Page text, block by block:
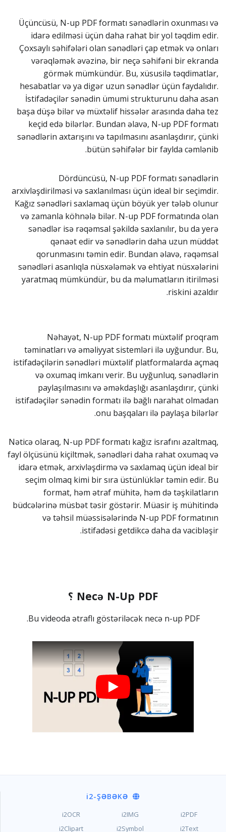
Üçüncüsü, N-up PDF formatı sənədlərin oxunması və
idarə edilməsi üçün daha rahat bir yol təqdim edir.
Çoxsaylı səhifələri olan sənədləri çap etmək və onları
vərəqləmək əvəzinə, bir neçə səhifəni bir ekranda
görmək mümkündür. Bu, xüsusilə təqdimatlar,
hesabatlar və ya digər uzun sənədlər üçün faydalıdır.
İstifadəçilər sənədin ümumi strukturunu daha asan
başa düşə bilər və müxtəlif hissələr arasında daha tez
keçid edə bilərlər. Bundan əlavə, N-up PDF formatı
sənədlərin axtarışını və tapılmasını asanlaşdırır, çünki
bütün səhifələr bir faylda cəmlənib.
Dördüncüsü, N-up PDF formatı sənədlərin
arxivləşdirilməsi və saxlanılması üçün ideal bir seçimdir.
Kağız sənədləri saxlamaq üçün böyük yer tələb olunur
və zamanla köhnələ bilər. N-up PDF formatında olan
sənədlər isə rəqəmsal şəkildə saxlanılır, bu da yerə
qənaət edir və sənədlərin daha uzun müddət
qorunmasını təmin edir. Bundan əlavə, rəqəmsal
sənədləri asanlıqla nüsxələmək və ehtiyat nüsxələrini
yaratmaq mümkündür, bu da məlumatların itirilməsi
riskini azaldır.
Nəhayət, N-up PDF formatı müxtəlif proqram
təminatları və əməliyyat sistemləri ilə uyğundur. Bu,
istifadəçilərin sənədləri müxtəlif platformalarda açmaq
və oxumaq imkanı verir. Bu uyğunluq, sənədlərin
paylaşılmasını və əməkdaşlığı asanlaşdırır, çünki
istifadəçilər sənədin formatı ilə bağlı narahat olmadan
onu başqaları ilə paylaşa bilərlər.
Nəticə olaraq, N-up PDF formatı kağız israfını azaltmaq,
fayl ölçüsünü kiçiltmək, sənədləri daha rahat oxumaq və
idarə etmək, arxivləşdirmə və saxlamaq üçün ideal bir
seçim olmaq kimi bir sıra üstünlüklər təmin edir. Bu
format, həm ətraf mühitə, həm də təşkilatların
büdcələrinə müsbət təsir göstərir. Müasir iş mühitində
və təhsil müəssisələrində N-up PDF formatının
istifadəsi getdikcə daha da vacibləşir.
Necə N-Up PDF ؟
Bu videoda ətraflı göstəriləcək necə n-up PDF.
i2-ŞƏBƏKƏ
i2PDF
i2IMG
i2OCR
i2Text
i2Symbol
i2Clipart